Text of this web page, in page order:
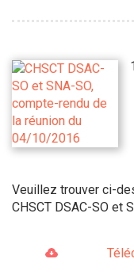
Veuillez trouver ci-
CHSCT DSAC-SO et